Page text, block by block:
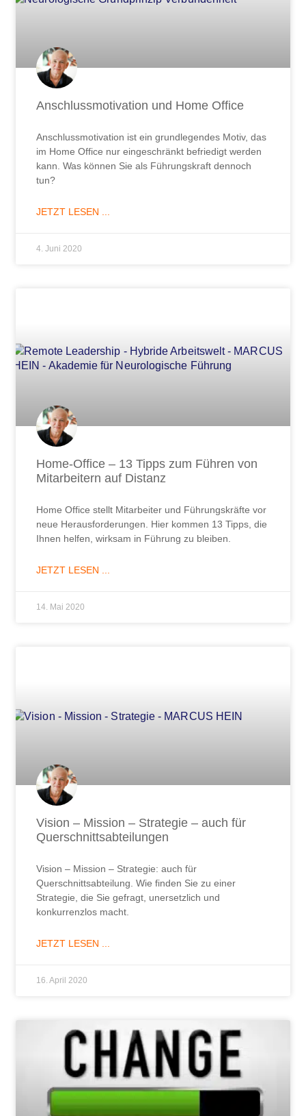
Anschlussmotivation und Home Office
Anschlussmotivation ist ein grundlegendes Motiv, das
im Home Office nur eingeschränkt befriedigt werden
kann. Was können Sie als Führungskraft dennoch
tun?
JETZT LESEN ...
4. Juni 2020
Home-Office – 13 Tipps zum Führen von
Mitarbeitern auf Distanz
Home Office stellt Mitarbeiter und Führungskräfte vor
neue Herausforderungen. Hier kommen 13 Tipps, die
Ihnen helfen, wirksam in Führung zu bleiben.
JETZT LESEN ...
14. Mai 2020
Vision – Mission – Strategie – auch für
Querschnittsabteilungen
Vision – Mission – Strategie: auch für
Querschnittsabteilung. Wie finden Sie zu einer
Strategie, die Sie gefragt, unersetzlich und
konkurrenzlos macht.
JETZT LESEN ...
16. April 2020